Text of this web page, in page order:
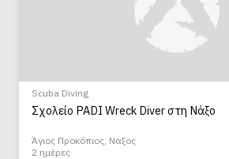
Scuba Diving
Σχολείο PADI Wreck Diver στη Νάξο
Άγιος Προκόπιος, Νάξος
2 ημέρες